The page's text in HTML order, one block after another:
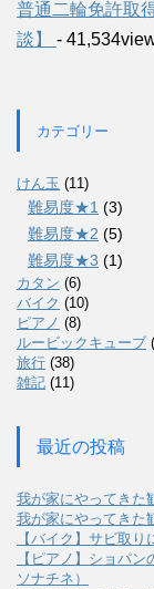
普通二輪免許取
談】 -
カテゴリー
けん玉 (11)
難易度★1 (3)
難易度★2 (5)
難易度★3 (1)
カタン (6)
バイク (10)
ピアノ (8)
ルービックキューブ
旅行 (38)
雑記 (11)
最近の投稿
我が家にやってきた
我が家にやってきた
【バイク】サビ取
【ピアノ】ショパ
ソナチネ）